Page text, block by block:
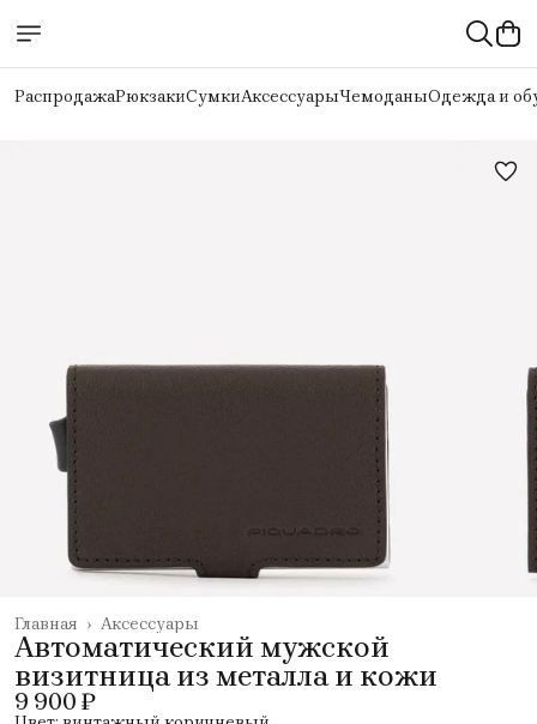
РаспродажаРюкзакиСумкиАксессуарыЧемоданыОдежда и
Аксессуары
Главная ›
Автоматический мужской
визитница из металла и кожи
9 900 ₽